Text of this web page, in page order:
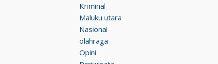
Kriminal
Maluku utara
Nasional
olahraga
Opini